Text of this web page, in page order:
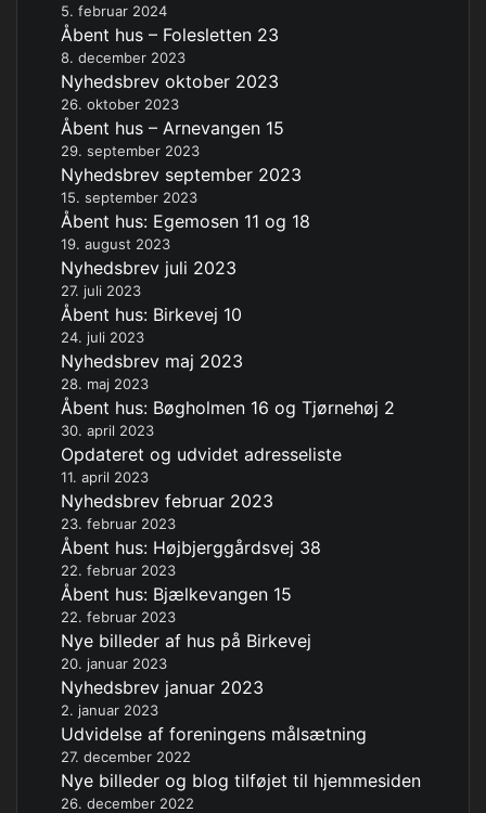
5. februar 2024
Åbent hus – Folesletten 23
8. december 2023
Nyhedsbrev oktober 2023
26. oktober 2023
Åbent hus – Arnevangen 15
29. september 2023
Nyhedsbrev september 2023
15. september 2023
Åbent hus: Egemosen 11 og 18
19. august 2023
Nyhedsbrev juli 2023
27. juli 2023
Åbent hus: Birkevej 10
24. juli 2023
Nyhedsbrev maj 2023
28. maj 2023
Åbent hus: Bøgholmen 16 og Tjørnehøj 2
30. april 2023
Opdateret og udvidet adresseliste
11. april 2023
Nyhedsbrev februar 2023
23. februar 2023
Åbent hus: Højbjerggårdsvej 38
22. februar 2023
Åbent hus: Bjælkevangen 15
22. februar 2023
Nye billeder af hus på Birkevej
20. januar 2023
Nyhedsbrev januar 2023
2. januar 2023
Udvidelse af foreningens målsætning
27. december 2022
Nye billeder og blog tilføjet til hjemmesiden
26. december 2022